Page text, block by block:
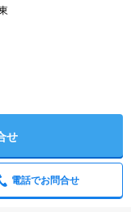
せ
電話でお問合せ